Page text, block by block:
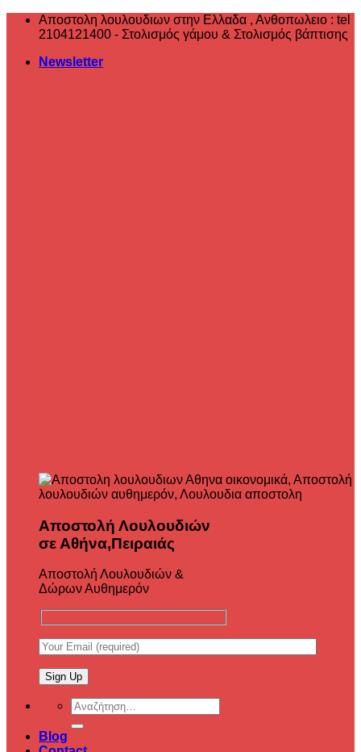
ΜετάβασηΑποστολη λουλουδιων στην Ελλαδα , ‎Ανθοπωλειο : tel
2104121400 - Στολισμός γάμου & Στολισμός βάπτισης
Newsletter
Αποστολή Λουλουδιών
σε Αθήνα,Πειραιάς
Αποστολή Λουλουδιών &
Δώρων Αυθημερόν
Αναζήτηση
για:
Blog